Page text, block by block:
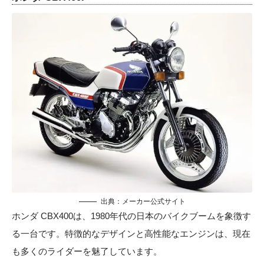
出典：メーカー公式サイト
ホンダ CBX400は、1980年代の日本のバイクブームを象徴す
る一台です。特徴的なデザインと高性能なエンジンは、現在
も多くのライダーを魅了しています。